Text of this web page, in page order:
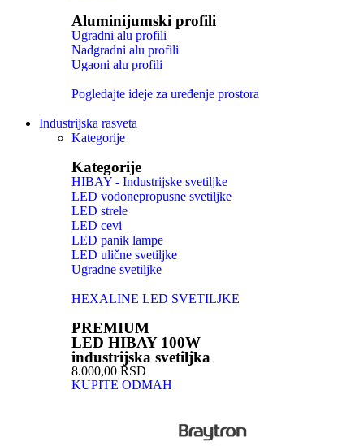
Aluminijumski profili
Ugradni alu profili
Nadgradni alu profili
Ugaoni alu profili
Pogledajte ideje za uređenje prostora
Industrijska rasveta
Kategorije
Kategorije
HIBAY - Industrijske svetiljke
LED vodonepropusne svetiljke
LED strele
LED cevi
LED panik lampe
LED ulične svetiljke
Ugradne svetiljke
HEXALINE LED SVETILJKE
PREMIUM
LED HIBAY 100W
industrijska svetiljka
8.000,00 RSD
KUPITE ODMAH